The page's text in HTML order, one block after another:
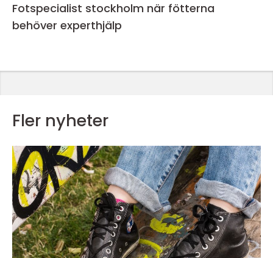
Fotspecialist stockholm när fötterna
behöver experthjälp
Fler nyheter